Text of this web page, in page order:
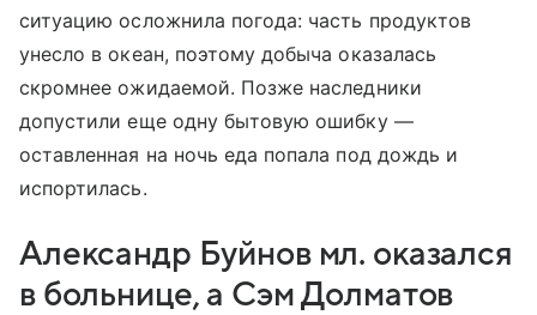
ситуацию осложнила погода: часть продуктов
унесло в океан, поэтому добыча оказалась
скромнее ожидаемой. Позже наследники
допустили еще одну бытовую ошибку —
оставленная на ночь еда попала под дождь и
испортилась.
Александр Буйнов мл. оказался
в больнице, а Сэм Долматов